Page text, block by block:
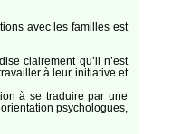
avec les familles est
clairement qu’il n’est
à leur initiative et
à se traduire par une
psychologues,